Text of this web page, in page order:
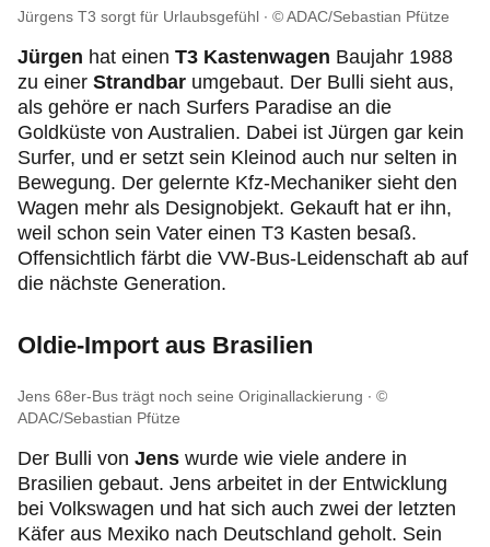
Jürgens T3 sorgt für Urlaubsgefühl © ADAC/Sebastian Pfütze
Jürgen hat einen T3 Kastenwagen Baujahr 1988
zu einer Strandbar umgebaut. Der Bulli sieht aus,
als gehöre er nach Surfers Paradise an die
Goldküste von Australien. Dabei ist Jürgen gar kein
Surfer, und er setzt sein Kleinod auch nur selten in
Bewegung. Der gelernte Kfz-Mechaniker sieht den
Wagen mehr als Designobjekt. Gekauft hat er ihn,
weil schon sein Vater einen T3 Kasten besaß.
Offensichtlich färbt die VW-Bus-Leidenschaft ab auf
die nächste Generation.
Oldie-Import aus Brasilien
Jens 68er-Bus trägt noch seine Originallackierung
©
ADAC/Sebastian Pfütze
Der Bulli von Jens wurde wie viele andere in
Brasilien gebaut. Jens arbeitet in der Entwicklung
bei Volkswagen und hat sich auch zwei der letzten
Käfer aus Mexiko nach Deutschland geholt. Sein